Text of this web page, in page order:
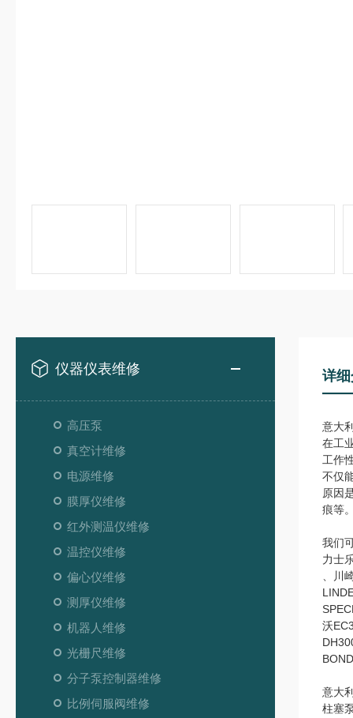
仪器仪表维修
高压泵
真空计维修
电源维修
膜厚仪维修
红外测温仪维修
温控仪维修
偏心仪维修
测厚仪维修
机器人维修
光栅尺维修
分子泵控制器维修
比例伺服阀维修
详
意大
在工
工作
不仅
原因
痕等
我们
力士
、川
沃
意大
柱塞